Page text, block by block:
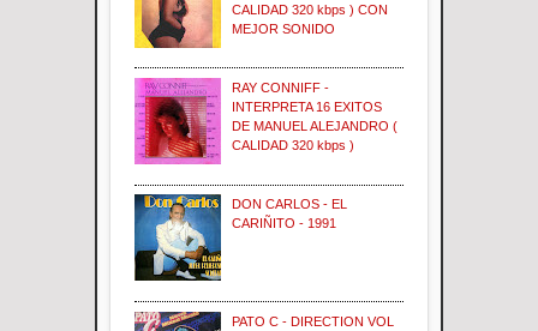
CALIDAD 320 kbps ) CON
MEJOR SONIDO
RAY CONNIFF -
INTERPRETA 16 EXITOS
DE MANUEL ALEJANDRO (
CALIDAD 320 kbps )
DON CARLOS - EL
CARIÑITO - 1991
PATO C - DIRECTION VOL